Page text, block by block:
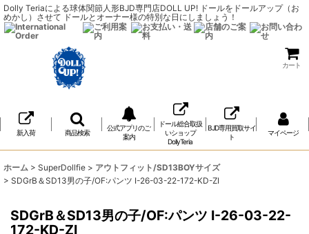
Dolly Teriaによる球体関節人形BJD専門店DOLL UP! ドールをドールアップ（お
めかし）させて ドールとオーナー様の特別な日にしましょう！
カート
新入荷 商品検索
公式アプリのご
案内
ドール総合取扱
いショップ
DollyTeria
BJD専用買取サイ
ト
マイページ
ホーム > SuperDollfie > アウトフィット/SD13BOYサイズ
> SDGrB＆SD13男の子/OF:パンツ I-26-03-22-172-KD-ZI
SDGrB＆SD13男の子/OF:パンツ I-26-03-22-
172-KD-ZI